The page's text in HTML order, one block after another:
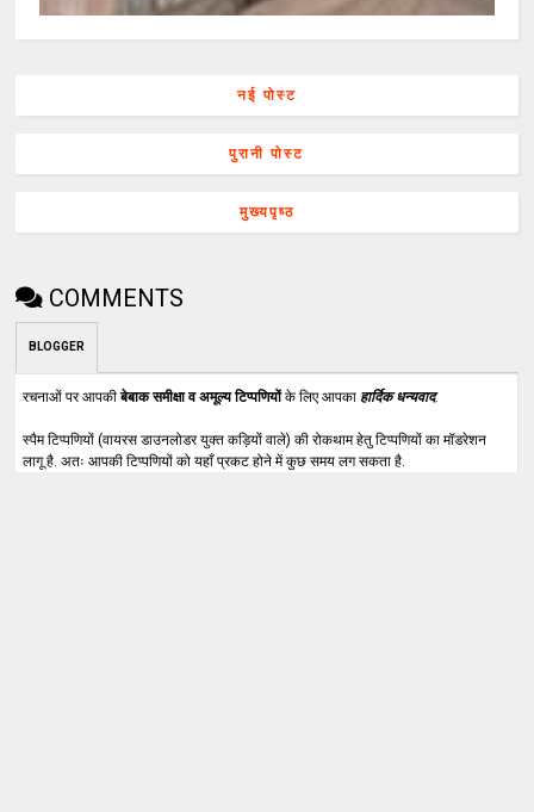
नई पोस्ट
पुरानी पोस्ट
मुख्यपृष्ठ
COMMENTS
BLOGGER
रचनाओं पर आपकीबेबाक समीक्षा व अमूल्य टिप्पणियोंके लिए आपका हार्दिक धन्यवाद.
स्पैम टिप्पणियों (वायरस डाउनलोडर युक्त कड़ियों वाले) की रोकथाम हेतु टिप्पणियों का मॉडरेशन
लागू है. अतः आपकी टिप्पणियों को यहाँ प्रकट होने में कुछ समय लग सकता है.